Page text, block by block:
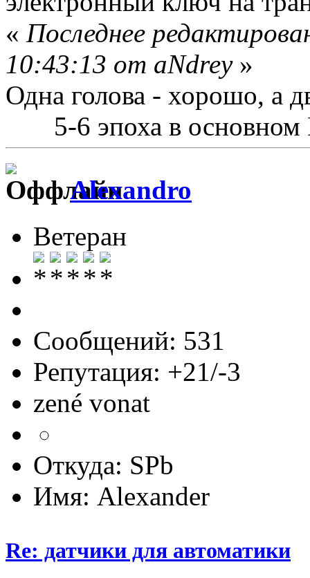
« Последнее
10:43:13 от aNdrey»
Одна голова - хорошо, а
5-6 эпоха в основном
Alexandro
Ветеран
Сообщений: 531
Репутация: +21/-3
zené vonat
Откуда: SPb
Имя: Alexander
Re: датчики для автоматики